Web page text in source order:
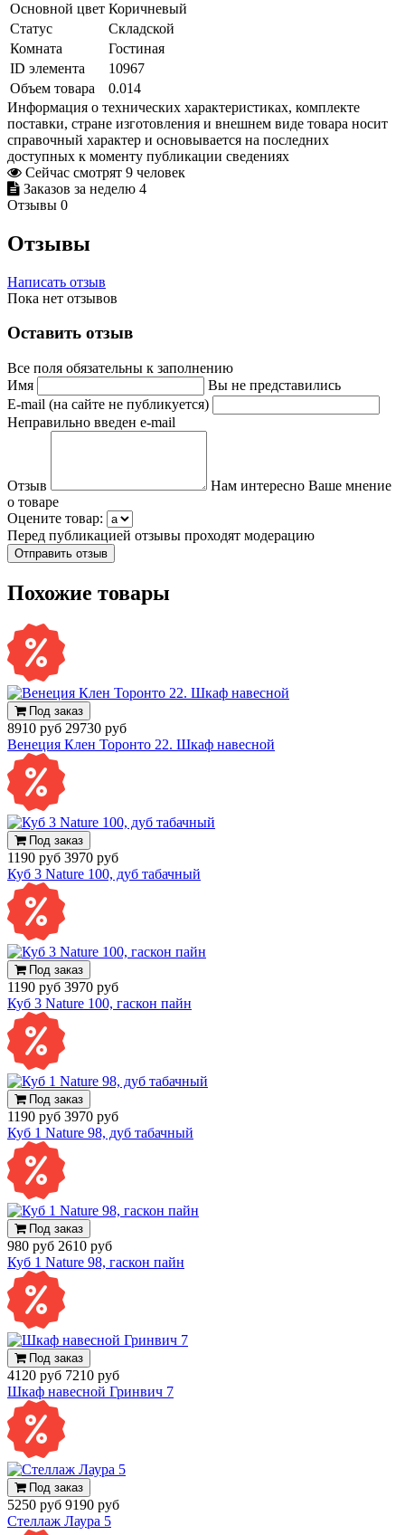
Основной цвет Коричневый
Статус
Складской
Комната
Гостиная
ID элемента
10967
Объем товара
0.014
Информация о технических характеристиках, комплекте
поставки, стране изготовления и внешнем виде товара носит
справочный характер и основывается на последних
доступных к моменту публикации сведениях
Сейчас смотрят 9 человек
Заказов за неделю 4
Отзывы 0
Отзывы
Написать отзыв
Пока нет отзывов
Оставить отзыв
Все поля обязательны к заполнению
Имя
Вы не представились
E-mail (на сайте не публикуется)
Неправильно введен e-mail
Отзыв
Нам интересно Ваше мнение
о товаре
Оцените товар:
Перед публикацией отзывы проходят модерацию
Похожие товары
Под заказ
8910 руб 29730 руб
Венеция Клен Торонто 22. Шкаф навесной
Под заказ
1190 руб 3970 руб
Куб 3 Nature 100, дуб табачный
Под заказ
1190 руб 3970 руб
Куб 3 Nature 100, гаскон пайн
Под заказ
1190 руб 3970 руб
Куб 1 Nature 98, дуб табачный
Под заказ
980 руб 2610 руб
Куб 1 Nature 98, гаскон пайн
Под заказ
4120 руб 7210 руб
Шкаф навесной Гринвич 7
Под заказ
5250 руб 9190 руб
Стеллаж Лаура 5